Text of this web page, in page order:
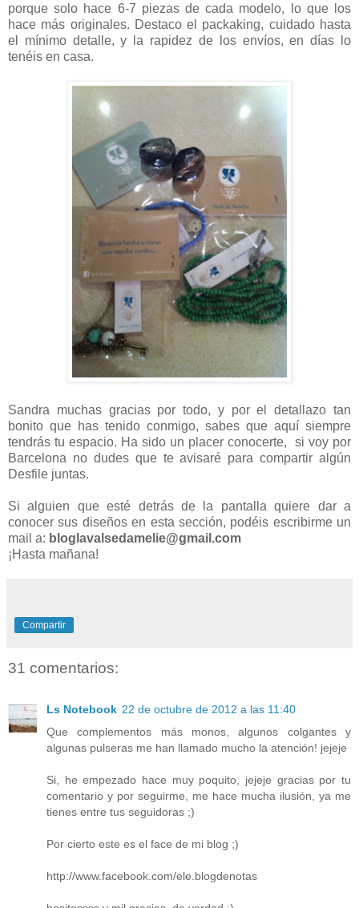
porque solo hace 6-7 piezas de cada modelo, lo que los
hace más originales. Destaco el packaking, cuidado hasta
el mínimo detalle, y la rapidez de los envíos, en días lo
tenéis en casa.
Sandra muchas gracias por todo, y por el detallazo tan
bonito que has tenido conmigo, sabes que aquí siempre
tendrás tu espacio. Ha sido un placer conocerte, si voy por
Barcelona no dudes que te avisaré para compartir algún
Desfile juntas.
Si alguien que esté detrás de la pantalla quiere dar a
conocer sus diseños en esta sección, podéis escribirme un
mail a: bloglavalsedamelie@gmail.com
¡Hasta mañana!
Compartir
31 comentarios:
Ls Notebook 22 de octubre de 2012 a las 11:40
Que complementos más monos, algunos colgantes y
algunas pulseras me han llamado mucho la atención! jejeje
Si, he empezado hace muy poquito, jejeje gracias por tu
comentario y por seguirme, me hace mucha ilusión, ya me
tienes entre tus seguidoras ;)
Por cierto este es el face de mi blog ;)
http://www.facebook.com/ele.blogdenotas